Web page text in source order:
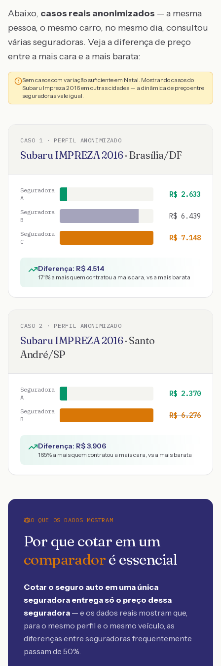
Abaixo, casos reais anonimizados — a mesma
pessoa, o mesmo carro, no mesmo dia, consultou
várias seguradoras. Veja a diferença de preço
entre a mais cara e a mais barata:
Sem casos com variação suficiente em Natal. Mostrando casos do
Subaru Impreza 2016 em outras cidades — a dinâmica de preço entre
seguradoras vale igual.
CASO 1 · PERFIL ANONIMIZADO
Subaru IMPREZA2016· Brasília/DF
Seguradora
A
R$ 2.633
Seguradora
B
R$ 6.439
Seguradora
C
R$7.148
Diferença: R$ 4.514
171% a mais quem contratou a mais cara, vs a mais barata
CASO 2 · PERFIL ANONIMIZADO
Subaru IMPREZA2016· Santo
André/SP
Seguradora
A
R$ 2.370
Seguradora
B
R$6.276
Diferença: R$3.906
165% a mais quem contratou a mais cara, vs a mais barata
O QUE OS DADOS MOSTRAM
Por que cotar em um
comparadoré essencial
Cotar o seguro auto em uma única
seguradora entrega só o preço dessa
seguradora — e os dados reais mostram que,
para o mesmo perfil e o mesmo veículo, as
diferenças entre seguradoras frequentemente
passam de 50%.